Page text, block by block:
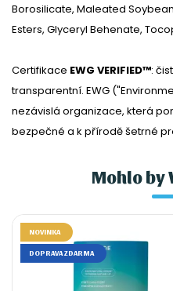
Borosilicate, Maleated
Esters, Glyceryl Behenate,
Certifikace EWG VERIFIED™:
transparentní. EWG
nezávislá organizace, která
bezpečné a k přírodě šetrné
Mohlo by
NOVINKA
DOPRAVA ZDARMA